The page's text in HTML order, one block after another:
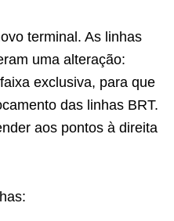
terminal. As linhas
uma alteração:
exclusiva, para que
das linhas BRT.
aos pontos à direita